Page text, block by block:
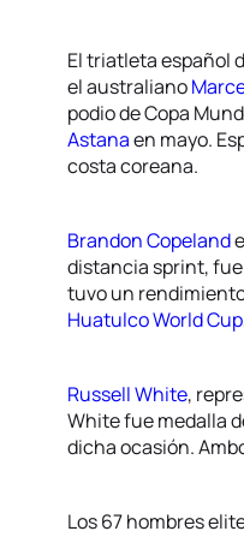
El triatleta español
el australiano
podio de Copa
Astanaen mayo.
costa coreana.
Brandon Copeland
distancia sprint, fue
tuvo un
Huatulco World Cup
Russell White,
White fue medalla
dicha ocasión.
Los 67 hombres